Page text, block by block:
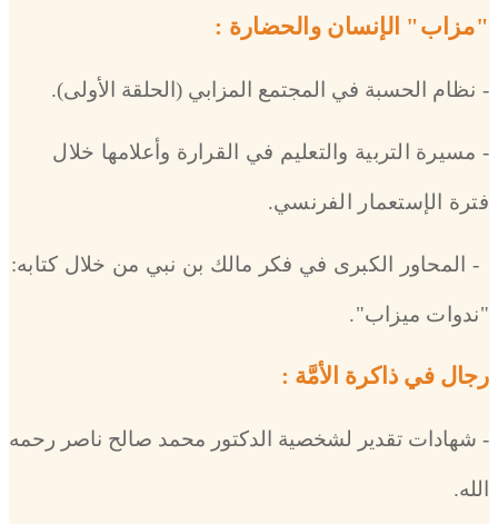
"مزاب" الإنسان والحضارة :
- نظام الحسبة في المجتمع المزابي (الحلقة الأولى).
- مسيرة التربية والتعليم في القرارة وأعلامها خلال
فترة الإستعمار الفرنسي.
- المحاور الكبرى في فكر مالك بن نبي من خلال كتابه:
"ندوات ميزاب".
رجال في ذاكرة الأمَّة :
- شهادات تقدير لشخصية الدكتور محمد صالح ناصر رحمه
الله.